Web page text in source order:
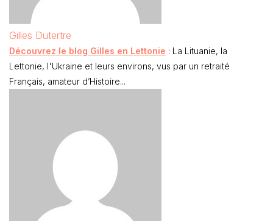
Gilles Dutertre
Découvrez le blog Gilles en Lettonie : La Lituanie, la
Lettonie, l'Ukraine et leurs environs, vus par un retraité
Français, amateur d’Histoire...